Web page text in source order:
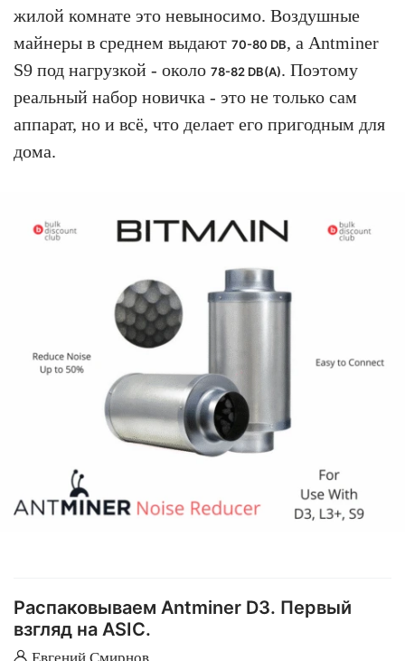
жилой комнате это невыносимо. Воздушные
майнеры в среднем выдают 70-80 DB, а Antminer
S9 под нагрузкой - около 78-82 DB(A). Поэтому
реальный набор новичка - это не только сам
аппарат, но и всё, что делает его пригодным для
дома.
Распаковываем Antminer D3. Первый
взгляд на ASIC.